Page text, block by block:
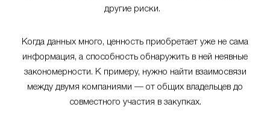
другие риски.
Когда данных много, ценность приобретает уже не сама
информация, а способность обнаружить в ней неявные
закономерности. К примеру, нужно найти взаимосвязи
между двумя компаниями — от общих владельцев до
совместного участия в закупках.